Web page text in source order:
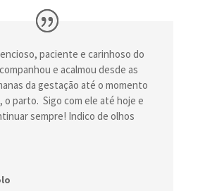
paciente e carinhoso do
e acalmou desde as
da gestação até o momento
o parto. Sigo com ele até hoje e
sempre! Indico de olhos